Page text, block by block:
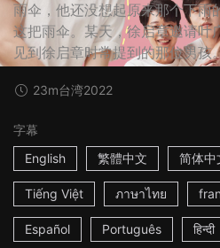
雨伞，他还没想起原来那个下雨
这把雨伞。某天，徐启章邀请叶
见到徐启章时常提到的那位男孩
23m台湾2022
字幕
English
繁體中文 简体中
Tiếng Việt ภาษาไทย
Español Português हिन्दी